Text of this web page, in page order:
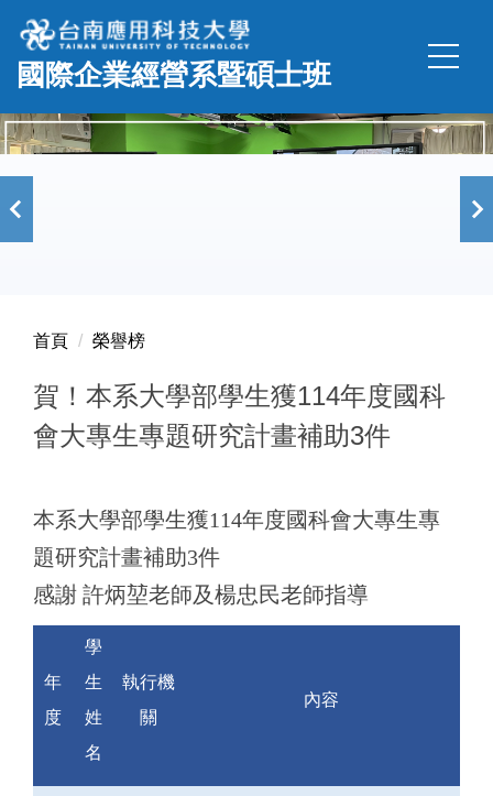
跳
到
主
內
容
區
國際企業經營系暨碩士班
首頁 榮譽榜
賀！本系大學部學生獲114年度國科
會大專生專題研究計畫補助3件
本系大學部學生獲114年度國科會大專生專
題研究計畫補助3件
感謝 許炳堃老師及楊忠民老師指導
年
度
學
生
姓
名
執行機
關
內容